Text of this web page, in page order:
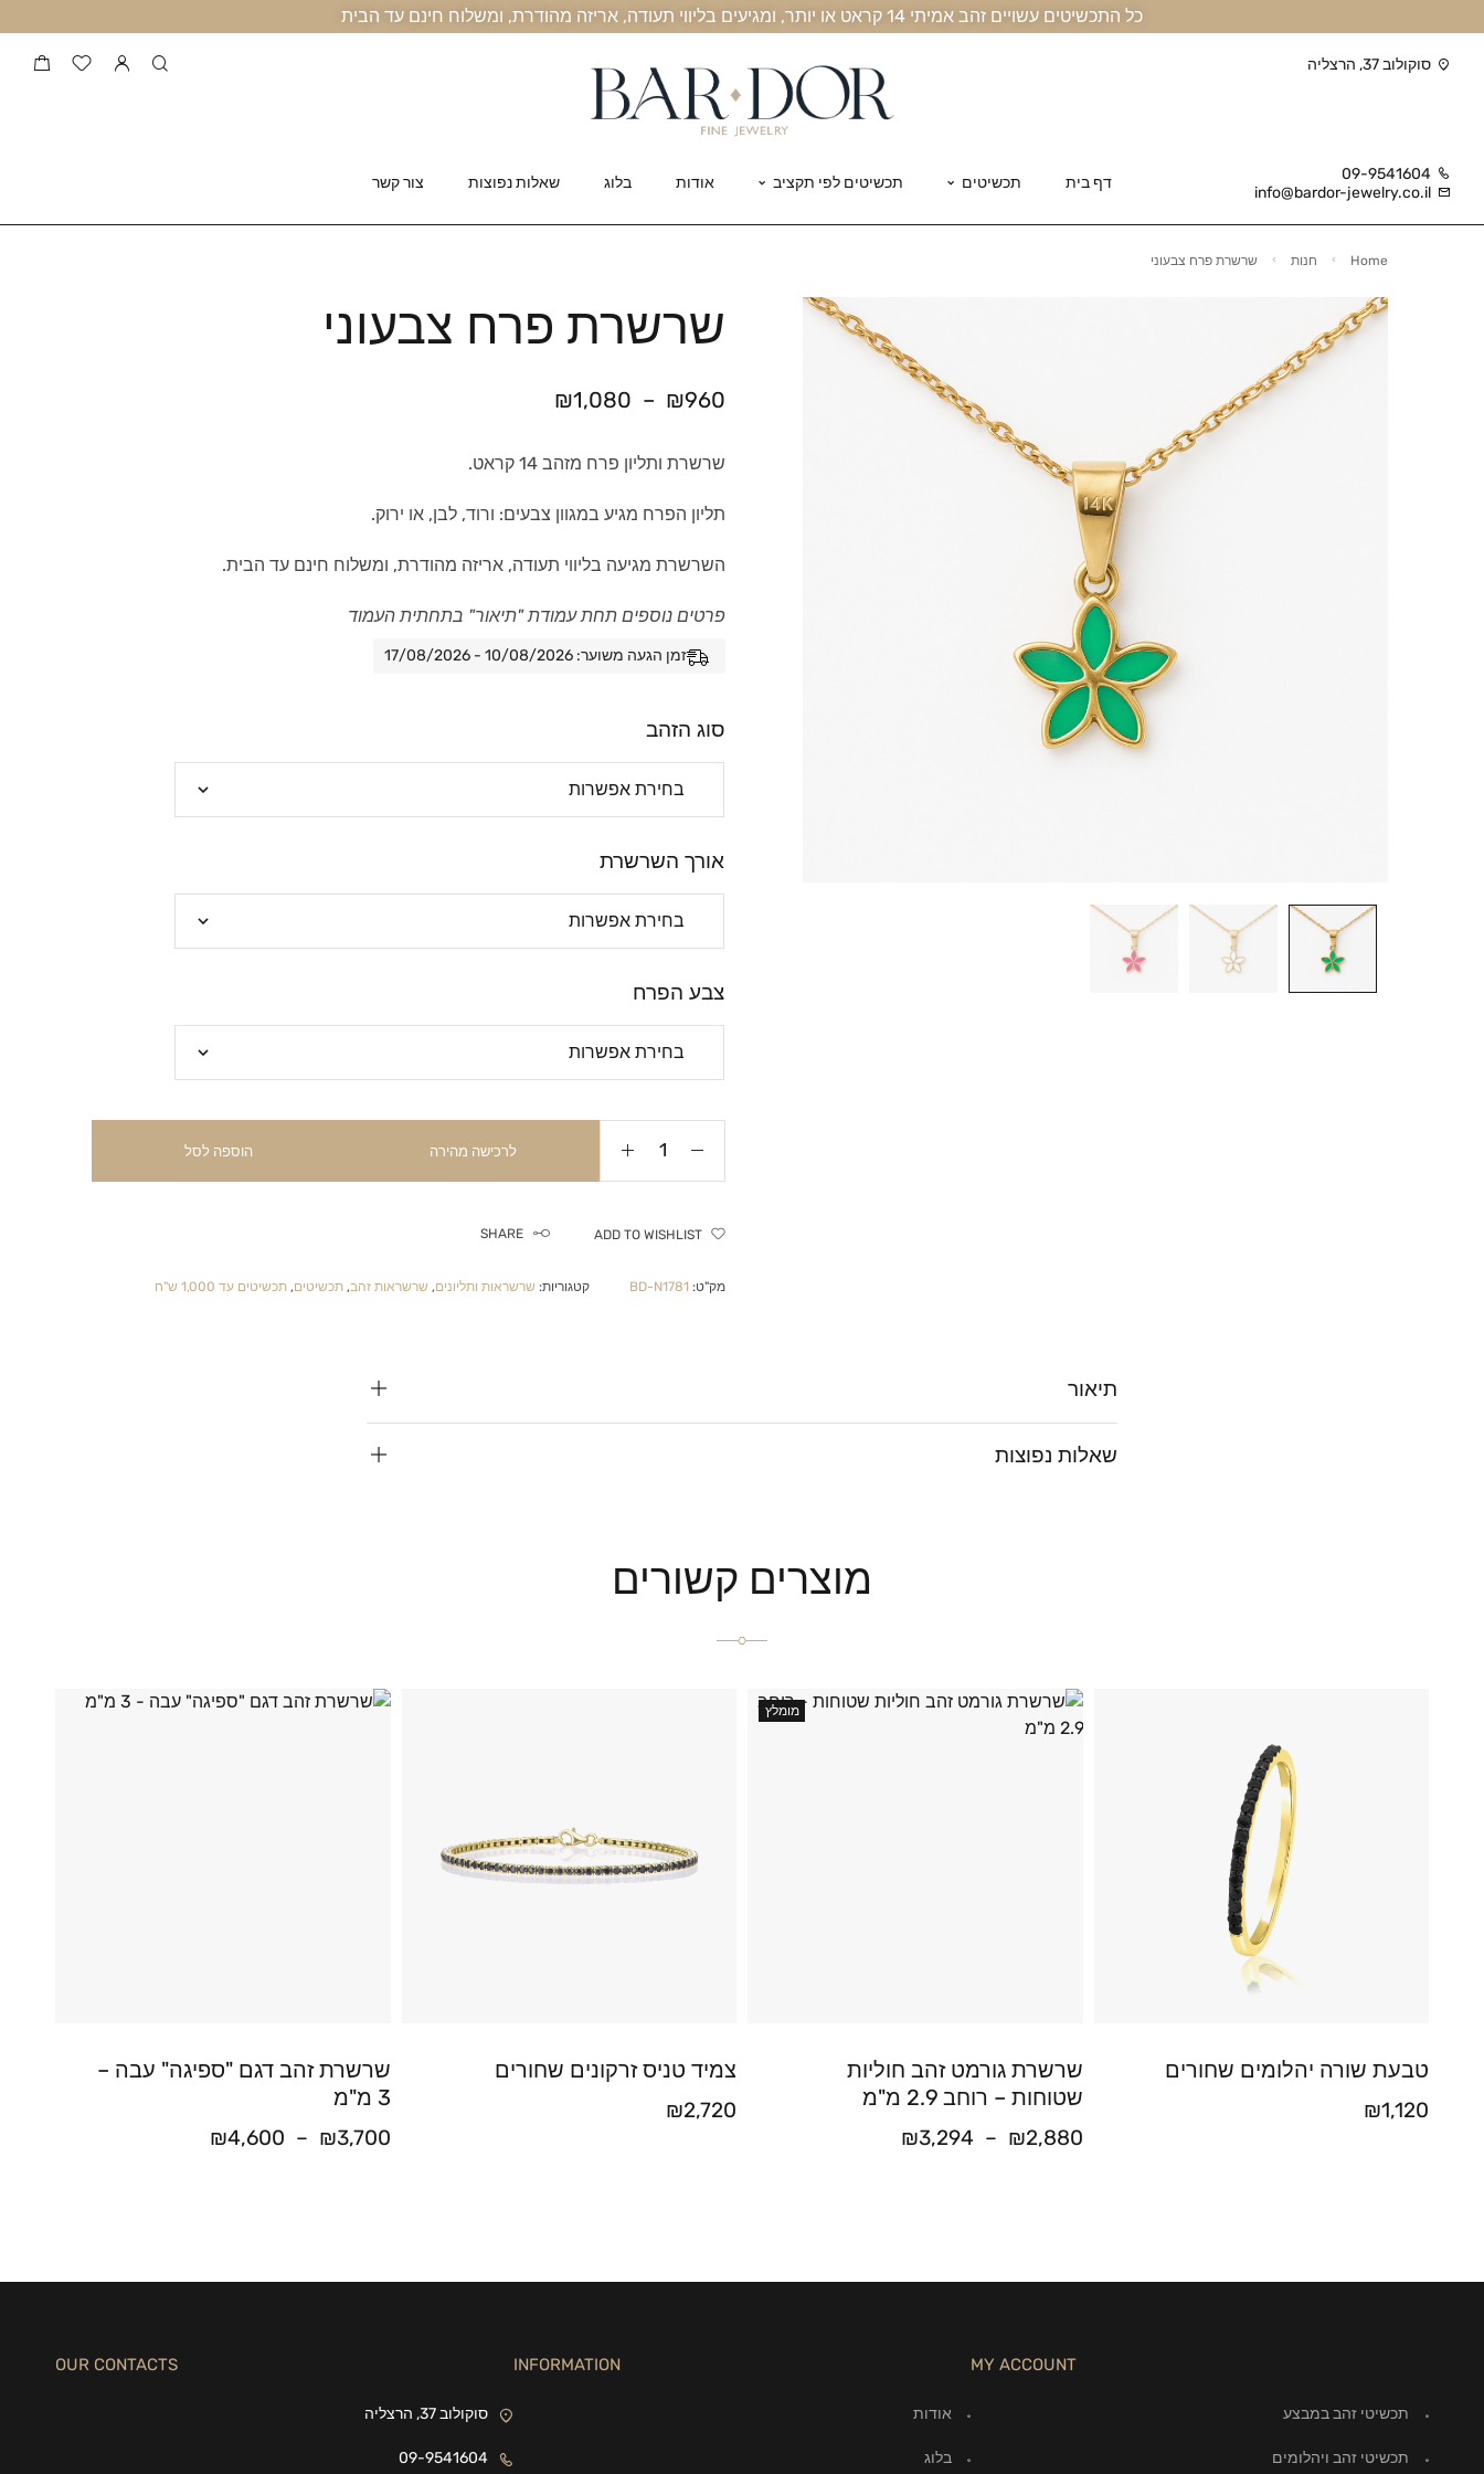
כל התכשיטים עשויים זהב אמיתי 14 קראט או יותר, ומגיעים בליווי תעודה, אריזה מהודרת, ומשלוח חינם עד הבית
סוקולוב 37, הרצליה
09-9541604
info@bardor-jewelry.co.il
דף בית תכשיטים תכשיטים לפי תקציב אודות בלוג שאלות נפוצות צור קשר
Home חנות שרשרת פרח צבעוני
שרשרת פרח צבעוני
₪960
–
₪1,080
שרשרת ותליון פרח מזהב 14 קראט.
תליון הפרח מגיע במגוון צבעים: ורוד, לבן, או ירוק.
השרשרת מגיעה בליווי תעודה, אריזה מהודרת, ומשלוח חינם עד הבית.
פרטים נוספים תחת עמודת "תיאור" בתחתית העמוד
זמן הגעה משוער: 10/08/2026 - 17/08/2026
סוג הזהב
אורך השרשרת
צבע הפרח
לרכישה מהירה הוספה לסל
ADD TO WISHLIST
SHARE
מק"ט: BD-N1781 קטגוריות: שרשראות ותליונים, שרשראות זהב, תכשיטים, תכשיטים עד 1,000 ש"ח
תיאור
שאלות נפוצות
מוצרים קשורים
טבעת שורה יהלומים שחורים
₪1,120
מומלץ
שרשרת גורמט זהב חוליות
שטוחות – רוחב 2.9 מ"מ
₪2,880
–
₪3,294
צמיד טניס זרקונים שחורים
₪2,720
שרשרת זהב דגם "ספיגה" עבה –
3 מ"מ
₪3,700
–
₪4,600
MY ACCOUNT
תכשיטי זהב במבצע
תכשיטי זהב ויהלומים
INFORMATION
אודות
בלוג
OUR CONTACTS
סוקולוב 37, הרצליה
09-9541604